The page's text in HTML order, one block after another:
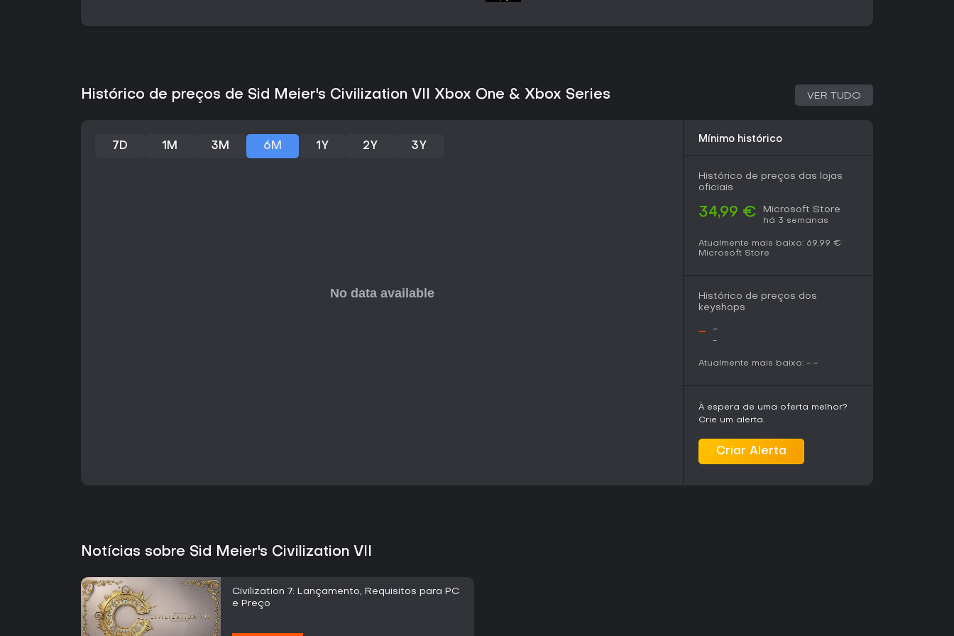
alto replay value com suas Eras evolutivas e opções multiplayer, sendo uma
escolha sólida para quem busca uma experiência gamer reflexiva.
Histórico de preços de Sid Meier's Civilization VII Xbox One & Xbox Series VER TUDO
7D 1M 3M 6M 1Y 2Y 3Y
Mínimo histórico
Histórico de preços das lojas
oficiais
34,99 € Microsoft Store
há 3 semanas
Atualmente mais baixo: 69,99 €
Microsoft Store
Histórico de preços dos
keyshops
- -
-
Atualmente mais baixo: - -
À espera de uma oferta melhor?
Crie um alerta.
Criar Alerta
Notícias sobre Sid Meier's Civilization VII
Civilization 7: Lançamento, Requisitos para PC
e Preço